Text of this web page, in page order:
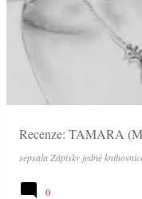
Recenze: TAMARA
sepsala Zápisky jedné
0